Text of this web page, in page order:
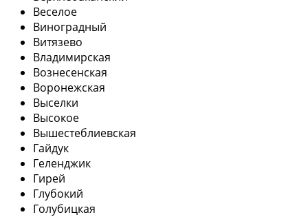
Веселое
Виноградный
Витязево
Владимирская
Вознесенская
Воронежская
Выселки
Высокое
Вышестеблиевская
Гайдук
Геленджик
Гирей
Глубокий
Голубицкая